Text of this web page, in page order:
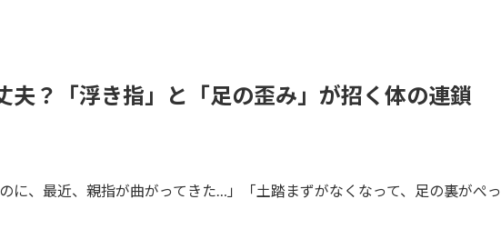
夫？「浮き指」と「足の歪み」が招く体の連鎖
に、最近、親指が曲がってきた…」「土踏まずがなくなって、足の裏がぺっ